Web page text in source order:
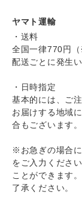
ヤマト運輸
・送料
全国一律770円
配送ごとに発生
・日時指定
基本的には、ご
お届けする地域
合もございます
※お急ぎの場合
をご入力くださ
ことができます
了承ください。